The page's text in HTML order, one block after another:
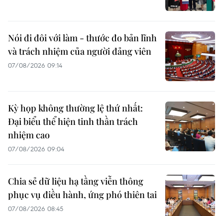
Nói đi đôi với làm - thước đo bản lĩnh
và trách nhiệm của người đảng viên
07/08/2026 09:14
Kỳ họp không thường lệ thứ nhất:
Đại biểu thể hiện tinh thần trách
nhiệm cao
07/08/2026 09:04
Chia sẻ dữ liệu hạ tầng viễn thông
phục vụ điều hành, ứng phó thiên tai
07/08/2026 08:45